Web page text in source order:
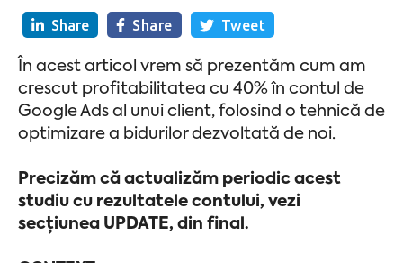
Share Share Tweet
În acest articol vrem să prezentăm cum am
crescut profitabilitatea cu 40% în contul de
Google Ads al unui client, folosind o tehnică de
optimizare a bidurilor dezvoltată de noi.
Precizăm că actualizăm periodic acest
studiu cu rezultatele contului, vezi
secțiunea UPDATE, din final.